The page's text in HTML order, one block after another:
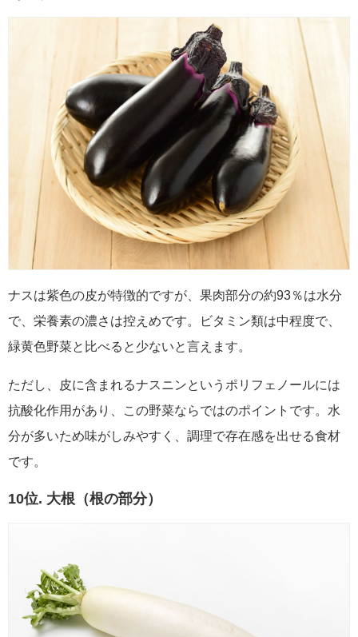
ナスは紫色の皮が特徴的ですが、果肉部分の約93％は水分
で、栄養素の濃さは控えめです。ビタミン類は中程度で、
緑黄色野菜と比べると少ないと言えます。
ただし、皮に含まれるナスニンというポリフェノールには
抗酸化作用があり、この野菜ならではのポイントです。水
分が多いため味がしみやすく、調理で存在感を出せる食材
です。
10位. 大根（根の部分）